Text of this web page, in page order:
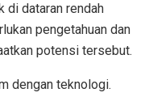
di dataran rendah
pengetahuan dan
potensi tersebut.
dengan teknologi.